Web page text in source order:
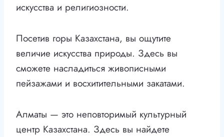
искусства и религиозности.
Посетив горы Казахстана, вы ощутите
величие искусства природы. Здесь вы
сможете насладиться живописными
пейзажами и восхитительными закатами.
Алматы — это неповторимый культурный
центр Казахстана. Здесь вы найдете